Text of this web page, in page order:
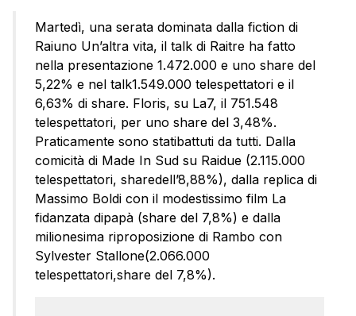
Martedì, una serata dominata dalla fiction di
Raiuno Un’altra vita, il talk di Raitre ha fatto
nella presentazione 1.472.000 e uno share del
5,22% e nel talk1.549.000 telespettatori e il
6,63% di share. Floris, su La7, il 751.548
telespettatori, per uno share del 3,48%.
Praticamente sono statibattuti da tutti. Dalla
comicità di Made In Sud su Raidue (2.115.000
telespettatori, sharedell’8,88%), dalla replica di
Massimo Boldi con il modestissimo film La
fidanzata dipapà (share del 7,8%) e dalla
milionesima riproposizione di Rambo con
Sylvester Stallone(2.066.000
telespettatori,share del 7,8%).